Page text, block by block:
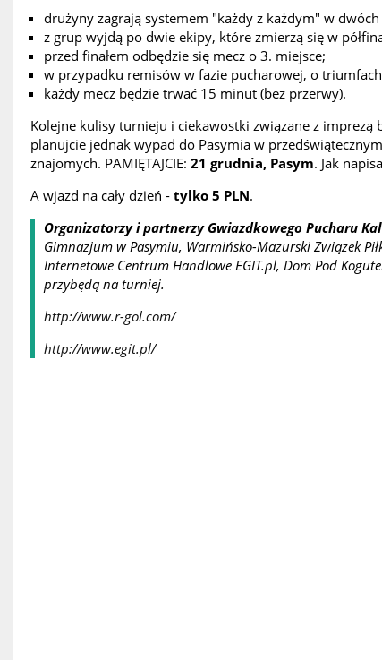
drużyny zagrają systemem "każdy z każdym" w
z grup wyjdą po dwie ekipy, które zmierzą się w
przed finałem odbędzie się mecz o 3. miejsce;
w przypadku remisów w fazie pucharowej, o
każdy mecz będzie trwać 15 minut (bez przerwy).
Kolejne kulisy turnieju i ciekawostki związane z imprezą
planujcie jednak wypad do Pasymia w
znajomych. PAMIĘTAJCIE: 21 grudnia, Pasym. Jak
A wjazd na cały dzień - tylko 5 PLN.
Organizatorzy i partnerzy Gwiazdkowego Pucharu
Gimnazjum w Pasymiu, Warmińsko-Mazurski Związek
Internetowe Centrum Handlowe EGIT.pl, Dom Pod
przybędą na turniej.
http://www.r-gol.com/
http://www.egit.pl/